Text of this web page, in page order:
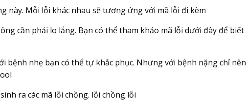
này. Mỗi lỗi khác nhau sẽ tương ứng với mã lỗi đi kèm
cần phải lo lắng. Bạn có thể tham khảo mã lỗi dưới đây để biết
bệnh nhẹ bạn có thể tự khắc phục. Nhưng với bệnh nặng chỉ nên
ra các mã lỗi chồng. lỗi chồng lỗi